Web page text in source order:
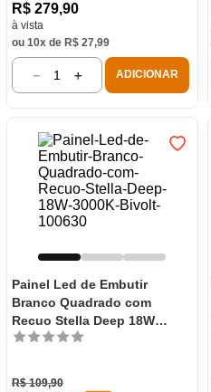
R$ 279,90
à vista
ou 10x de R$ 27,99
＋
－ ADICIONAR
Painel Led de Embutir
Branco Quadrado com
Recuo Stella Deep 18W
3000K Bivolt
R$ 109,90